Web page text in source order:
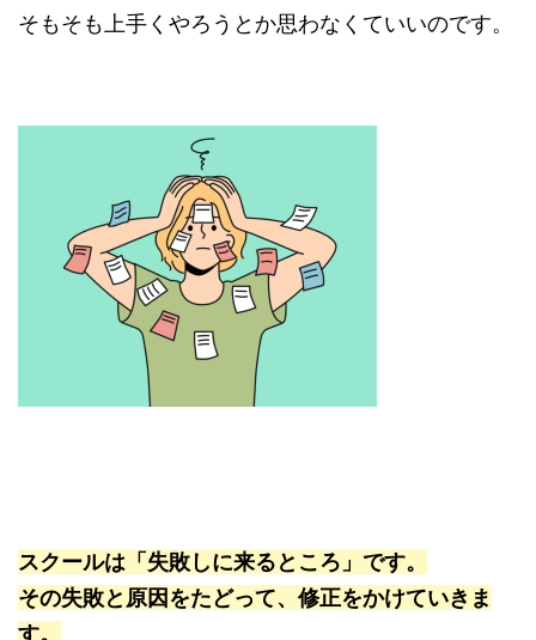
そもそも上手くやろうとか思わなくていいのです。
スクールは「失敗しに来るところ」です。
その失敗と原因をたどって、修正をかけていきま
す。